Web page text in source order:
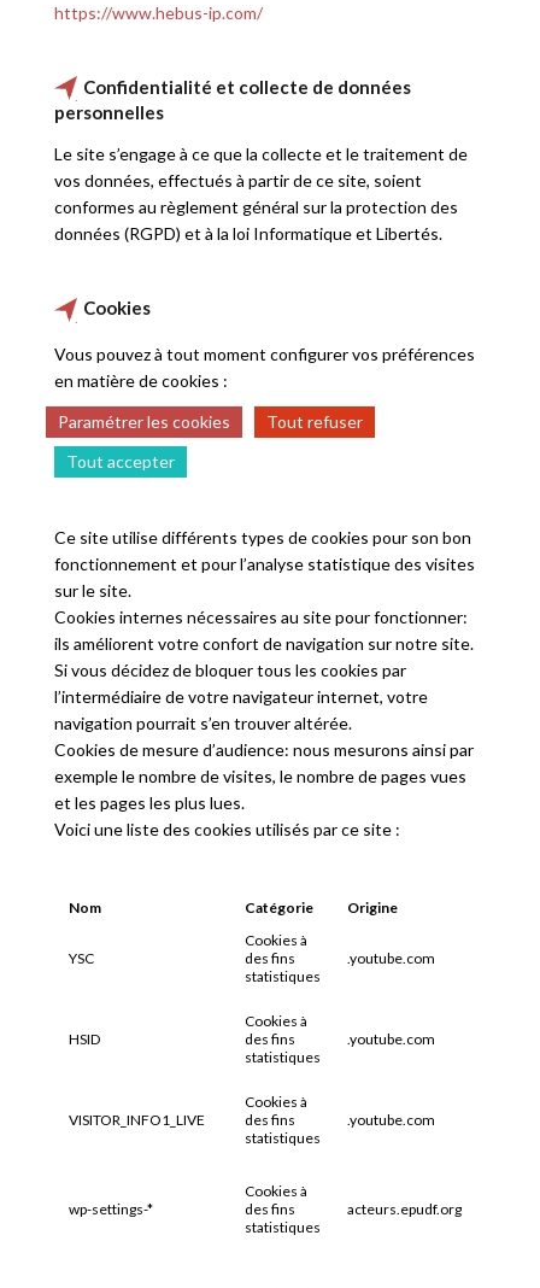
https://www.hebus-ip.com/
Confidentialité et collecte de données
personnelles
Le site s’engage à ce que la collecte et le traitement de
vos données, effectués à partir de ce site, soient
conformes au règlement général sur la protection des
données (RGPD) et à la loi Informatique et Libertés.
Cookies
Vous pouvez à tout moment configurer vos préférences
en matière de cookies :
Paramétrer les cookies
Tout refuser
Tout accepter
Ce site utilise différents types de cookies pour son bon
fonctionnement et pour l’analyse statistique des visites
sur le site.
Cookies internes nécessaires au site pour fonctionner:
ils améliorent votre confort de navigation sur notre site.
Si vous décidez de bloquer tous les cookies par
l’intermédiaire de votre navigateur internet, votre
navigation pourrait s’en trouver altérée.
Cookies de mesure d’audience: nous mesurons ainsi par
exemple le nombre de visites, le nombre de pages vues
et les pages les plus lues.
Voici une liste des cookies utilisés par ce site :
Nom Catégorie Origine
YSC
Cookies à
des fins
statistiques
.youtube.com
HSID
Cookies à
des fins
statistiques
.youtube.com
VISITOR_INFO1_LIVE
Cookies à
des fins
statistiques
.youtube.com
wp-settings-*
Cookies à
des fins
statistiques
acteurs.epudf.org